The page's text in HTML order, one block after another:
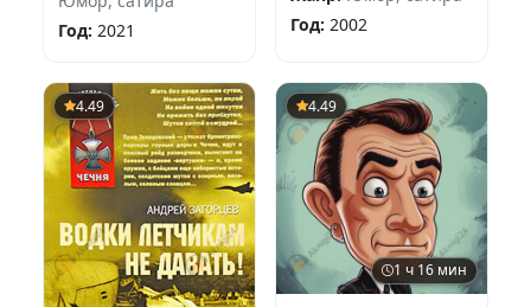
Год: 2021
Год: 2002
4.49 4.49
1 ч 16 мин